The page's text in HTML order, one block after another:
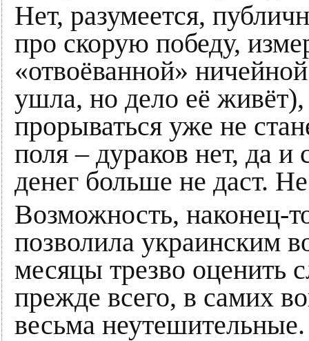
Нет, разумеется,
про скорую победу,
«отвоёванной»
ушла, но дело её живёт),
прорываться уже не
поля – дураков нет, да
денег больше не даст.
Возможность, наконец-
позволила украинским
месяцы трезво оценить
прежде всего, в самих
весьма неутешительные.